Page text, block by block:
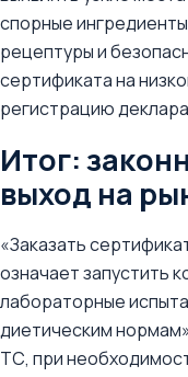
спорные
рецептуры и
сертификата на
регистрацию
Итог:
выход на
«Заказать
означает запустить
лабораторные
диетическим
ТС, при